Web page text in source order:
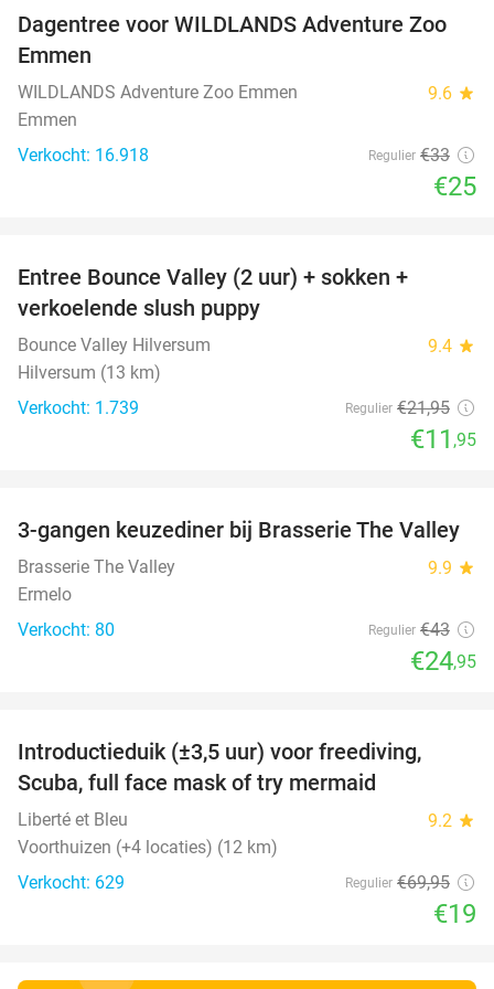
24%
Dagentree voor WILDLANDS Adventure Zoo
Emmen
WILDLANDS Adventure Zoo Emmen 9.6 star
Emmen
Verkocht: 16.918
Regulier €33
€25
Entree Bounce Valley (2 uur) + sokken +
verkoelende slush puppy
Bounce Valley Hilversum 9.4 star
Hilversum (13 km)
Verkocht: 1.739
Regulier €21,95
€11 ,95
42%
3-gangen keuzediner bij Brasserie The Valley
Brasserie The Valley 9.9 star
Ermelo
Verkocht: 80
Regulier €43
€24,95
Introductieduik (±3,5 uur) voor freediving,
Scuba, full face mask of try mermaid
Liberté et Bleu 9.2 star
Voorthuizen (+4 locaties) (12 km)
Verkocht: 629
Regulier €69,95
€19